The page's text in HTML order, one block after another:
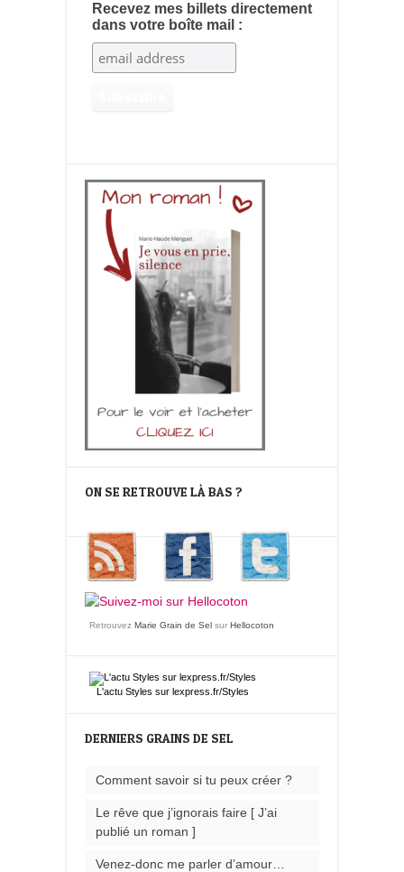
Recevez mes billets directement
dans votre boîte mail :
ON SE RETROUVE LÀ BAS ?
Retrouvez Marie Grain de Sel sur Hellocoton
L'actu Styles sur lexpress.fr/Styles
DERNIERS GRAINS DE SEL
Comment savoir si tu peux créer ?
Le rêve que j’ignorais faire [ J’ai
publié un roman ]
Venez-donc me parler d’amour…